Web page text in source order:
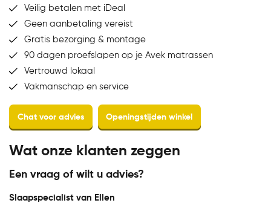
Veilig betalen met iDeal
Geen aanbetaling vereist
Gratis bezorging & montage
90 dagen proefslapen op je Avek matrassen
Vertrouwd lokaal
Vakmanschap en service
Wat onze klanten zeggen
Een vraag of wilt u advies?
Slaapspecialist van Ellen